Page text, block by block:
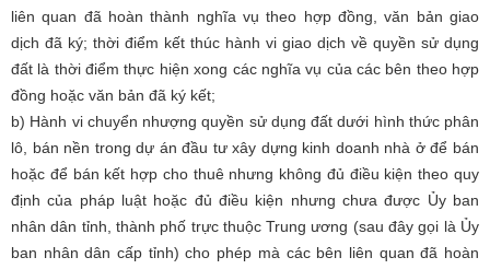
liên quan đã hoàn thành nghĩa vụ theo hợp đồng, văn bản giao
dịch đã ký; thời điểm kết thúc hành vi giao dịch về quyền sử dụng
đất là thời điểm thực hiện xong các nghĩa vụ của các bên theo hợp
đồng hoặc văn bản đã ký kết;
b) Hành vi chuyển nhượng quyền sử dụng đất dưới hình thức phân
lô, bán nền trong dự án đầu tư xây dựng kinh doanh nhà ở để bán
hoặc để bán kết hợp cho thuê nhưng không đủ điều kiện theo quy
định của pháp luật hoặc đủ điều kiện nhưng chưa được Ủy ban
nhân dân tỉnh, thành phố trực thuộc Trung ương (sau đây gọi là Ủy
ban nhân dân cấp tỉnh) cho phép mà các bên liên quan đã hoàn